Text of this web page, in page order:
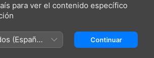
para ver el contenido específico
(Español
Continuar